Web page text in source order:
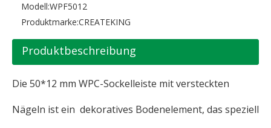
Modell:WPF5012
Produktmarke:CREATEKING
Produktbeschreibung
Die 50*12 mm WPC-Sockelleiste mit versteckten
Nägeln ist ein dekoratives Bodenelement, das speziell